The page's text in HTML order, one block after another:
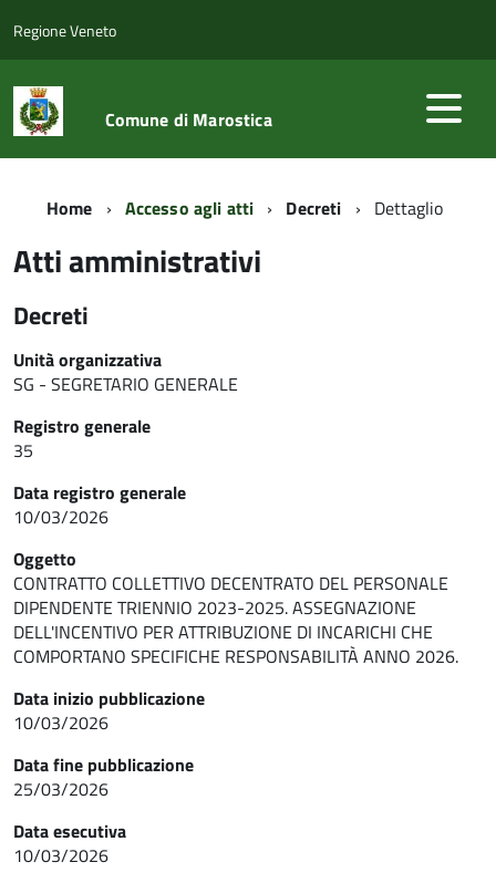
Regione Veneto
Comune di Marostica
Home Accesso agli atti Decreti Dettaglio
Atti amministrativi
Decreti
Unità organizzativa
SG - SEGRETARIO GENERALE
Registro generale
35
Data registro generale
10/03/2026
Oggetto
CONTRATTO COLLETTIVO DECENTRATO DEL PERSONALE
DIPENDENTE TRIENNIO 2023-2025. ASSEGNAZIONE
DELL'INCENTIVO PER ATTRIBUZIONE DI INCARICHI CHE
COMPORTANO SPECIFICHE RESPONSABILITÀ ANNO 2026.
Data inizio pubblicazione
10/03/2026
Data fine pubblicazione
25/03/2026
Data esecutiva
10/03/2026